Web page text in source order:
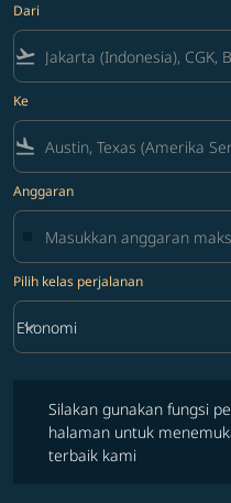
Dari
flight_takeoff
Ke
flight_land
Anggaran
Pilih kelas perjalanan
Pilih kelas perjalanan option
Ekonomi
keyboard_arrow_down
Silakan gunakan fungsi
halaman untuk
terbaik kami